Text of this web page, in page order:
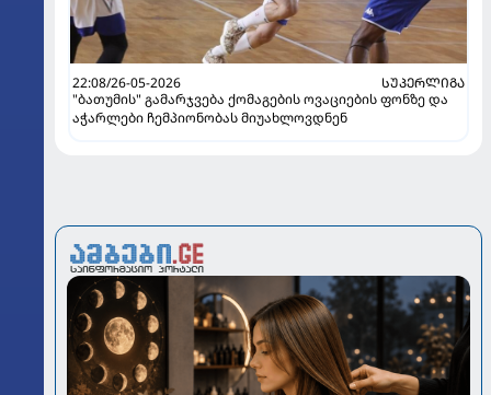
22:08/26-05-2026
ᲡᲣᲞᲔᲠᲚᲘᲒᲐ
"ბათუმის" გამარჯვება ქომაგების ოვაციების ფონზე და
აჭარლები ჩემპიონობას მიუახლოვდნენ